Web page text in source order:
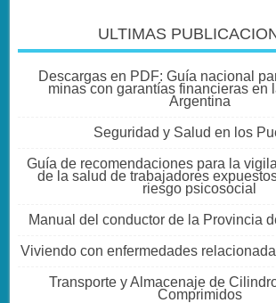
ULTIMAS
Descargas en PDF: Guía nacional
minas con garantías financieras en
Argentina
Seguridad y Salud en los
Guía de recomendaciones para la
de la salud de trabajadores
riesgo psicosocial
Manual del conductor de la Provincia
Viviendo con enfermedades
Transporte y Almacenaje de
Comprimidos